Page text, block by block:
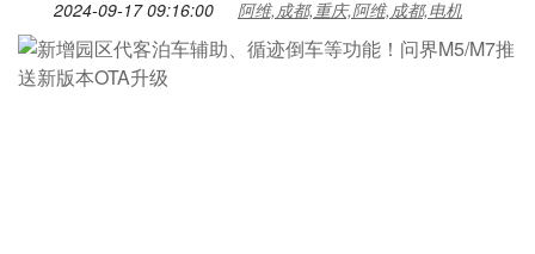
2024-09-17 09:16:00 阿维,成都,重庆,阿维,成都,电机